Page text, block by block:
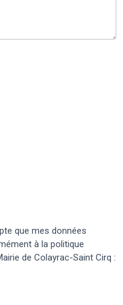
que mes données
à la politique
de Colayrac-Saint Cirq :